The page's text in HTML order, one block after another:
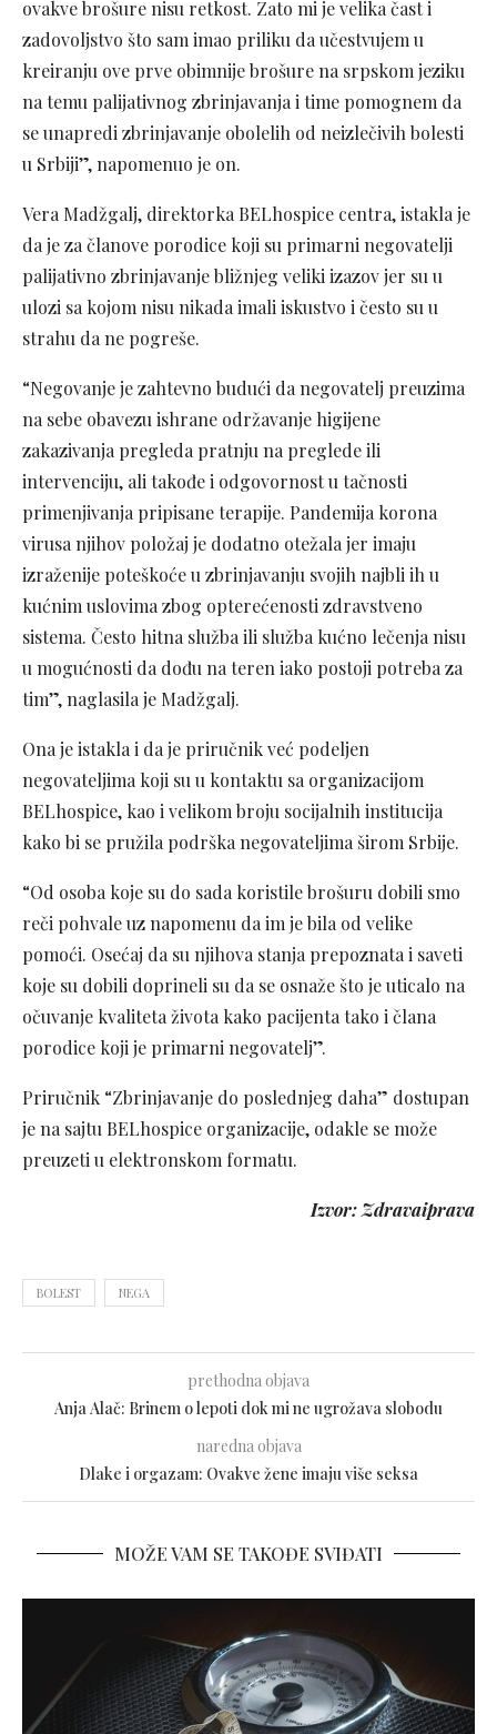
ovakve brošure nisu retkost. Zato mi je velika čast i
zadovoljstvo što sam imao priliku da učestvujem u
kreiranju ove prve obimnije brošure na srpskom jeziku
na temu palijativnog zbrinjavanja i time pomognem da
se unapredi zbrinjavanje obolelih od neizlečivih bolesti
u Srbiji”, napomenuo je on.
Vera Madžgalj, direktorka BELhospice centra, istakla je
da je za članove porodice koji su primarni negovatelji
palijativno zbrinjavanje bližnjeg veliki izazov jer su u
ulozi sa kojom nisu nikada imali iskustvo i često su u
strahu da ne pogreše.
“Negovanje je zahtevno budući da negovatelj preuzima
na sebe obavezu ishrane održavanje higijene
zakazivanja pregleda pratnju na preglede ili
intervenciju, ali takođe i odgovornost u tačnosti
primenjivanja pripisane terapije. Pandemija korona
virusa njihov položaj je dodatno otežala jer imaju
izraženije poteškoće u zbrinjavanju svojih najbli ih u
kućnim uslovima zbog opterećenosti zdravstveno
sistema. Često hitna služba ili služba kućno lečenja nisu
u mogućnosti da dođu na teren iako postoji potreba za
tim”, naglasila je Madžgalj.
Ona je istakla i da je priručnik već podeljen
negovateljima koji su u kontaktu sa organizacijom
BELhospice, kao i velikom broju socijalnih institucija
kako bi se pružila podrška negovateljima širom Srbije.
“Od osoba koje su do sada koristile brošuru dobili smo
reči pohvale uz napomenu da im je bila od velike
pomoći. Osećaj da su njihova stanja prepoznata i saveti
koje su dobili doprineli su da se osnaže što je uticalo na
očuvanje kvaliteta života kako pacijenta tako i člana
porodice koji je primarni negovatelj”.
Priručnik “Zbrinjavanje do poslednjeg daha” dostupan
je na sajtu BELhospice organizacije, odakle se može
preuzeti u elektronskom formatu.
Izvor: Zdravaiprava
BOLEST NEGA
prethodna objava
Anja Alač: Brinem o lepoti dok mi ne ugrožava slobodu
naredna objava
Dlake i orgazam: Ovakve žene imaju više seksa
MOŽE VAM SE TAKOĐE SVIĐATI